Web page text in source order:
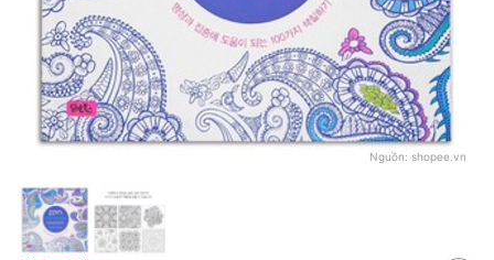
Nguồn: shopee.vn